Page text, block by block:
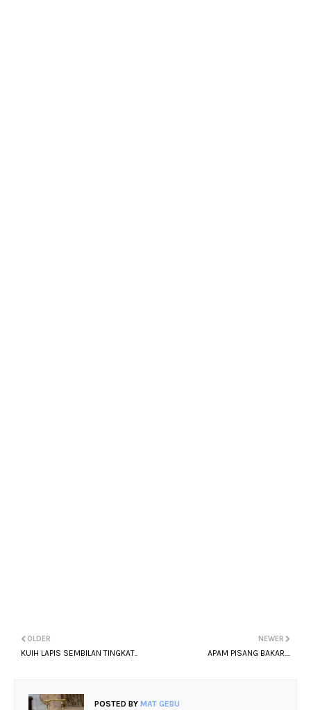
NEWER
APAM PISANG BAKAR....
OLDER
KUIH LAPIS SEMBILAN TINGKAT..
POSTED BY MAT GEBU